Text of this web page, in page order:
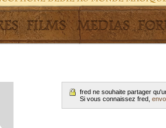
fred ne souhaite partager
Si vous connaissez fred,